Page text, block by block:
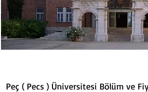
Peç ( Pecs ) Üniversitesi Bölüm ve